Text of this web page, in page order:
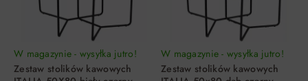
W magazynie - wysyłka jutro!
Zestaw stolików kawowych
W magazynie - wysyłka jutro!
Zestaw stolików kawowych